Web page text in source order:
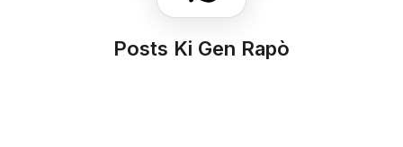
Posts Ki Gen Rapò